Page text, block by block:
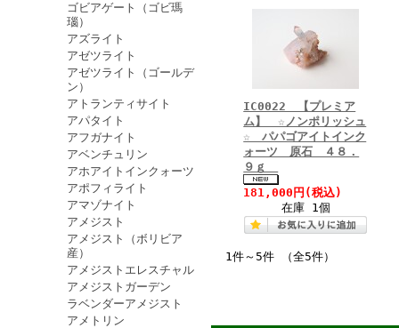
ゴビアゲート（ゴビ瑪
瑙）
アズライト
アゼツライト
アゼツライト（ゴールデ
ン）
アトランティサイト
アパタイト
アフガナイト
アベンチュリン
アホアイトインクォーツ
アポフィライト
アマゾナイト
アメジスト
アメジスト（ボリビア
産）
アメジストエレスチャル
アメジストガーデン
ラベンダーアメジスト
アメトリン
IC0022 【プレミア
ム】 ☆ノンポリッシュ
☆ パパゴアイトインク
ォーツ 原石 ４８．
９ｇ
181,000円 (税込)
在庫 1個
1件～5件 （全5件）